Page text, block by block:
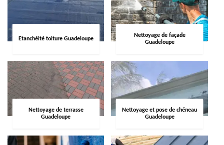
Etanchéité toiture Guadeloupe
Nettoyage de façade
Guadeloupe
Nettoyage de terrasse
Guadeloupe
Nettoyage et pose de chéneau
Guadeloupe